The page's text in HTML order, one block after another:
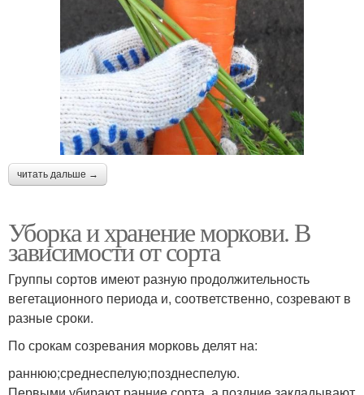
читать дальше →
Уборка и хранение моркови. В
зависимости от сорта
Группы сортов имеют разную продолжительность
вегетационного периода и, соответственно, созревают в
разные сроки.
По срокам созревания морковь делят на:
раннюю;среднеспелую;позднеспелую.